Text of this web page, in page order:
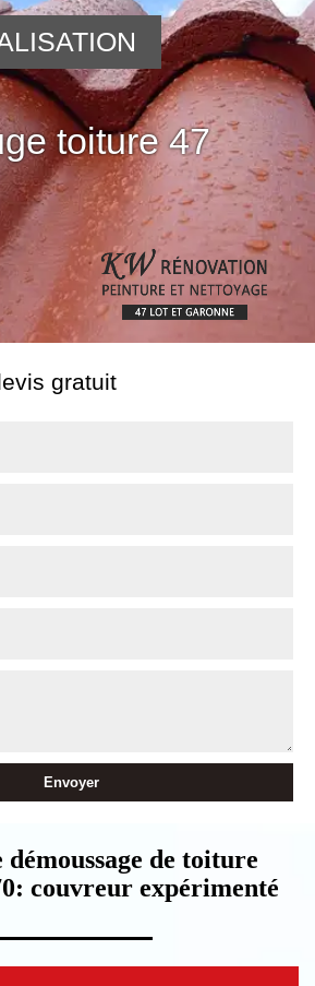
de toiture
toiture 47
gratuit
de toiture
couvreur expérimenté